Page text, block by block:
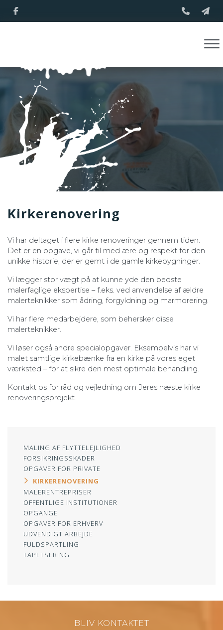
Kirkerenovering
Vi har deltaget i flere kirke renoveringer gennem tiden.
Det er en opgave, vi går til med ære og respekt for den
unikke historie, der er gemt i de gamle kirkebygninger.
Vi lægger stor vægt på at kunne yde den bedste
malerfaglige ekspertise – f.eks. ved anvendelse af ældre
malerteknikker som ådring, forgyldning og marmorering.
Vi har flere medarbejdere, som behersker disse
malerteknikker.
Vi løser også andre specialopgaver. Eksempelvis har vi
malet samtlige kirkebænke fra en kirke på vores eget
værksted – for at sikre den mest optimale behandling.
Kontakt os for råd og vejledning om Jeres næste kirke
renoveringsprojekt.
Primær
navigation
MALING AF FLYTTELEJLIGHED
FORSIKRINGSSKADER
OPGAVER FOR PRIVATE
KIRKERENOVERING
MALERENTREPRISER
OFFENTLIGE INSTITUTIONER
OPGANGE
OPGAVER FOR ERHVERV
UDVENDIGT ARBEJDE
FULDSPARTLING
TAPETSERING
BLIV KONTAKTET